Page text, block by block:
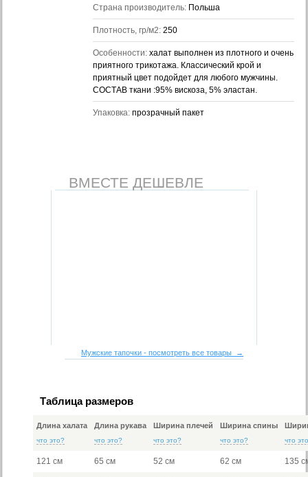
Страна производитель: Польша
Плотность, гр/м2: 250
Особенности: халат выполнен из плотного и очень
приятного трикотажа. Классический крой и
приятный цвет подойдет для любого мужчины.
СОСТАВ ткани :95% вискоза, 5% эластан.
Упаковка: прозрачный пакет
ВМЕСТЕ ДЕШЕВЛЕ
Мужские тапочки - посмотреть все товары →
Таблица размеров
Длина халата
что это?
Длина рукава
что это?
Ширина плечей
что это?
Ширина спины
что это? что
121 см 65 см 52 см 62 см 135